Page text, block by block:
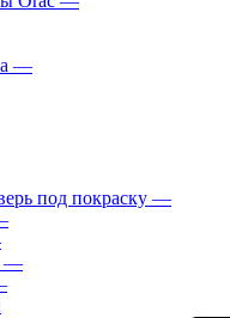
—
под покраску —
—